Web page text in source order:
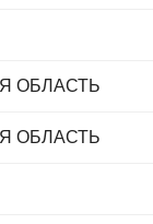
ОБЛАСТЬ
ОБЛАСТЬ